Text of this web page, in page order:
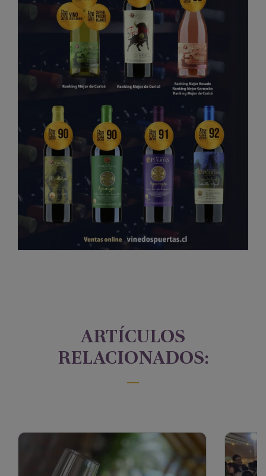
ARTÍCULOS
RELACIONADOS: